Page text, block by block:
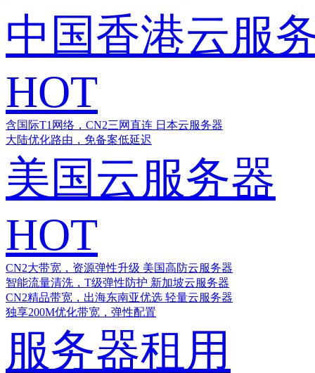
中国香港云服
HOT
含国际T1网络，CN2三网直连 日本云服务器
大陆优化路由，免备案低延迟
美国云服务器
HOT
CN2大带宽，资源弹性升级 美国高防云服务器
智能流量清洗，T级弹性防护 新加坡云服务器
CN2精品带宽，出海东南亚优选 轻量云服务器
独享200M优化带宽，弹性配置
服务器租用